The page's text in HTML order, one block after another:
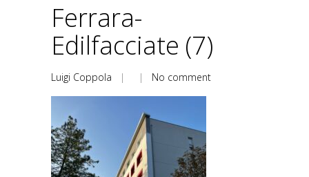
Ferrara-
Edilfacciate (7)
Luigi Coppola | | No comment